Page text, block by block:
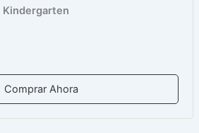
Kindergarten
Comprar Ahora